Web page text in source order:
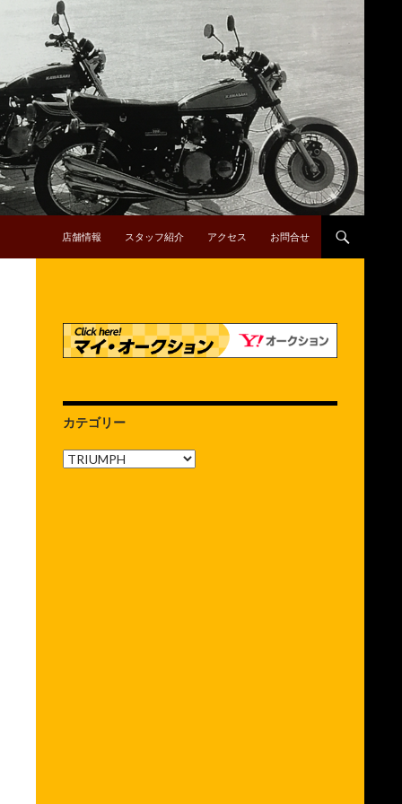
店舗情報
スタッフ紹介 アクセス お問合せ
カテゴリー
カ
テ